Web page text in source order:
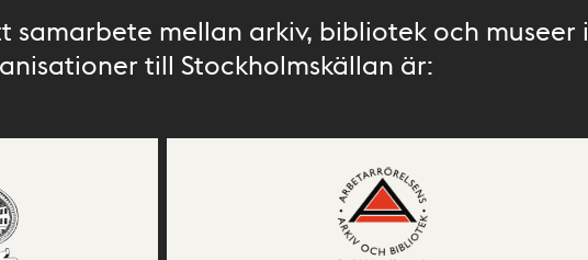
samarbete mellan arkiv, bibliotek och museer i
till Stockholmskällan är: